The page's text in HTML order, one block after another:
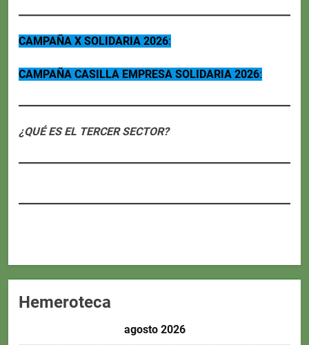
CAMPAÑA X SOLIDARIA 2026:
CAMPAÑA CASILLA EMPRESA SOLIDARIA 2026:
¿QUÉ ES EL TERCER SECTOR?
Hemeroteca
agosto 2026